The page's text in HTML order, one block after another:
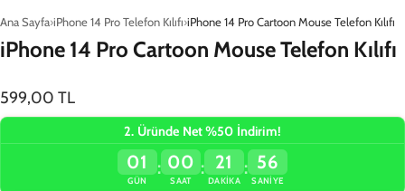
Ana Sayfa iPhone 14 Pro Telefon Kılıfı iPhone 14 Pro Cartoon Mouse Telefon Kılıfı
iPhone 14 Pro Cartoon Mouse Telefon Kılıfı
599,00 TL
2. Üründe Net %50 İndirim!
01
GÜN
: 00
SAAT
: 21
DAKIKA
: 56
SANIYE